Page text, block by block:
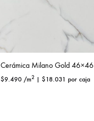
Cerámica Milano Gold 46×46
$9.490 /m2 | $18.031 por caja